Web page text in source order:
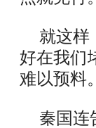
就这样
好在我们
难以预料。
秦国连